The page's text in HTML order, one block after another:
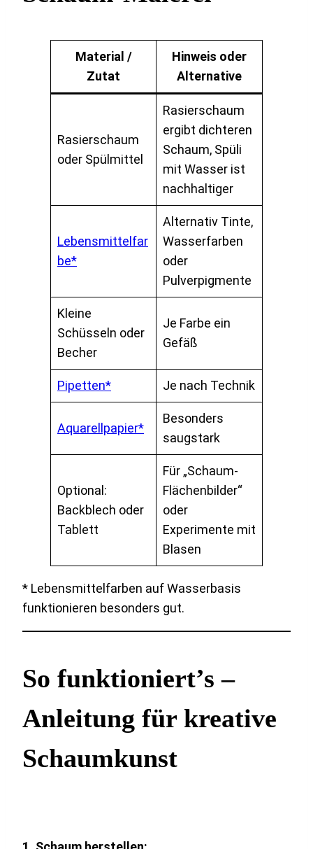
Material /
Zutat
Hinweis oder
Alternative
Rasierschaum
oder Spülmittel
Rasierschaum
ergibt dichteren
Schaum, Spüli
mit Wasser ist
nachhaltiger
Lebensmittelfar
be*
Alternativ Tinte,
Wasserfarben
oder
Pulverpigmente
Kleine
Schüsseln oder
Becher
Je Farbe ein
Gefäß
Pipetten* Je nach Technik
Aquarellpapier*
Besonders
saugstark
Optional:
Backblech oder
Tablett
Für „Schaum-
Flächenbilder“
oder
Experimente mit
Blasen
* Lebensmittelfarben auf Wasserbasis
funktionieren besonders gut.
So funktioniert’s –
Anleitung für kreative
Schaumkunst